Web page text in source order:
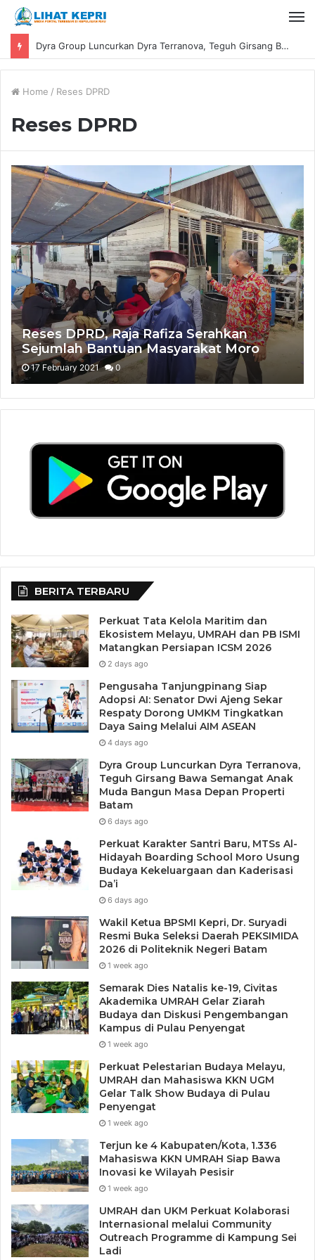
Dyra Group Luncurkan Dyra Terranova, Teguh Girsang Bawa Semangat Anak Muda Bangun Masa Depan Properti Batam
Home / Reses DPRD
Reses DPRD
Reses DPRD, Raja Rafiza Serahkan
Sejumlah Bantuan Masyarakat Moro
17 February 2021 0
BERITA TERBARU
Perkuat Tata Kelola Maritim dan
Ekosistem Melayu, UMRAH dan PB ISMI
Matangkan Persiapan ICSM 2026
2 days ago
Pengusaha Tanjungpinang Siap
Adopsi AI: Senator Dwi Ajeng Sekar
Respaty Dorong UMKM Tingkatkan
Daya Saing Melalui AIM ASEAN
4 days ago
Dyra Group Luncurkan Dyra Terranova,
Teguh Girsang Bawa Semangat Anak
Muda Bangun Masa Depan Properti
Batam
6 days ago
Perkuat Karakter Santri Baru, MTSs Al-
Hidayah Boarding School Moro Usung
Budaya Kekeluargaan dan Kaderisasi
Da’i
6 days ago
Wakil Ketua BPSMI Kepri, Dr. Suryadi
Resmi Buka Seleksi Daerah PEKSIMIDA
2026 di Politeknik Negeri Batam
1 week ago
Semarak Dies Natalis ke-19, Civitas
Akademika UMRAH Gelar Ziarah
Budaya dan Diskusi Pengembangan
Kampus di Pulau Penyengat
1 week ago
Perkuat Pelestarian Budaya Melayu,
UMRAH dan Mahasiswa KKN UGM
Gelar Talk Show Budaya di Pulau
Penyengat
1 week ago
Terjun ke 4 Kabupaten/Kota, 1.336
Mahasiswa KKN UMRAH Siap Bawa
Inovasi ke Wilayah Pesisir
1 week ago
UMRAH dan UKM Perkuat Kolaborasi
Internasional melalui Community
Outreach Programme di Kampung Sei
Ladi